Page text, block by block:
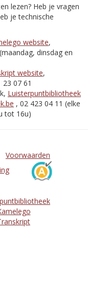
lezen? Heb je vragen
je technische
website,
dinsdag en
website,
23 07 61
Luisterpuntbibliotheek
, 02 423 04 11 (elke
tot 16u)
Voorwaarden